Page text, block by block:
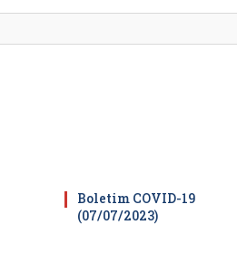
Boletim COVID-19
(07/07/2023)